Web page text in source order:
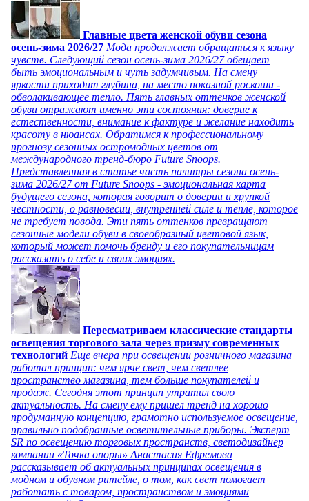
Главные цвета женской обуви сезона
осень-зима 2026/27 Мода продолжает обращаться к языку
чувств. Следующий сезон осень-зима 2026/27 обещает
быть эмоциональным и чуть задумчивым. На смену
яркости приходит глубина, на место показной роскоши -
обволакивающее тепло. Пять главных оттенков женской
обуви отражают именно эти состояния: доверие к
естественности, внимание к фактуре и желание находить
красоту в нюансах. Обратимся к профессиональному
прогнозу сезонных остромодных цветов от
международного тренд-бюро Future Snoops.
Представленная в статье часть палитры сезона осень-
зима 2026/27 от Future Snoops - эмоциональная карта
будущего сезона, которая говорит о доверии и хрупкой
честности, о равновесии, внутренней силе и тепле, которое
не требует повода. Эти пять оттенков превращают
сезонные модели обуви в своеобразный цветовой язык,
который может помочь бренду и его покупательницам
рассказать о себе и своих эмоциях.
Пересматриваем классические стандарты
освещения торгового зала через призму современных
технологий Еще вчера при освещении розничного магазина
работал принцип: чем ярче свет, чем светлее
пространство магазина, тем больше покупателей и
продаж. Сегодня этот принцип утратил свою
актуальность. На смену ему пришел тренд на хорошо
продуманную концепцию, грамотно используемое освещение,
правильно подобранные осветительные приборы. Эксперт
SR по освещению торговых пространств, светодизайнер
компании «Точка опоры» Анастасия Ефремова
рассказывает об актуальных принципах освещения в
модном и обувном ритейле, о том, как свет помогает
работать с товаром, пространством и эмоциями